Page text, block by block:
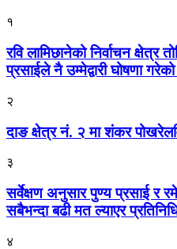
१
रवि लामिछानेको निर्वाचन क्षेत्र
प्रसाईले नै उम्मेद्वारी घोषणा
२
दाङ क्षेत्र नं. २ मा शंकर
३
सर्वेक्षण अनुसार पुण्य प्रसाई र
सबैभन्दा बढी मत ल्याएर
४